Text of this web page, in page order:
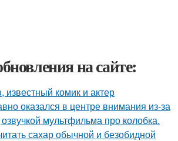
на сайте:
известный комик и актер
оказался в центре внимания из-за
мультфильма про колобка.
сахар обычной и безобидной